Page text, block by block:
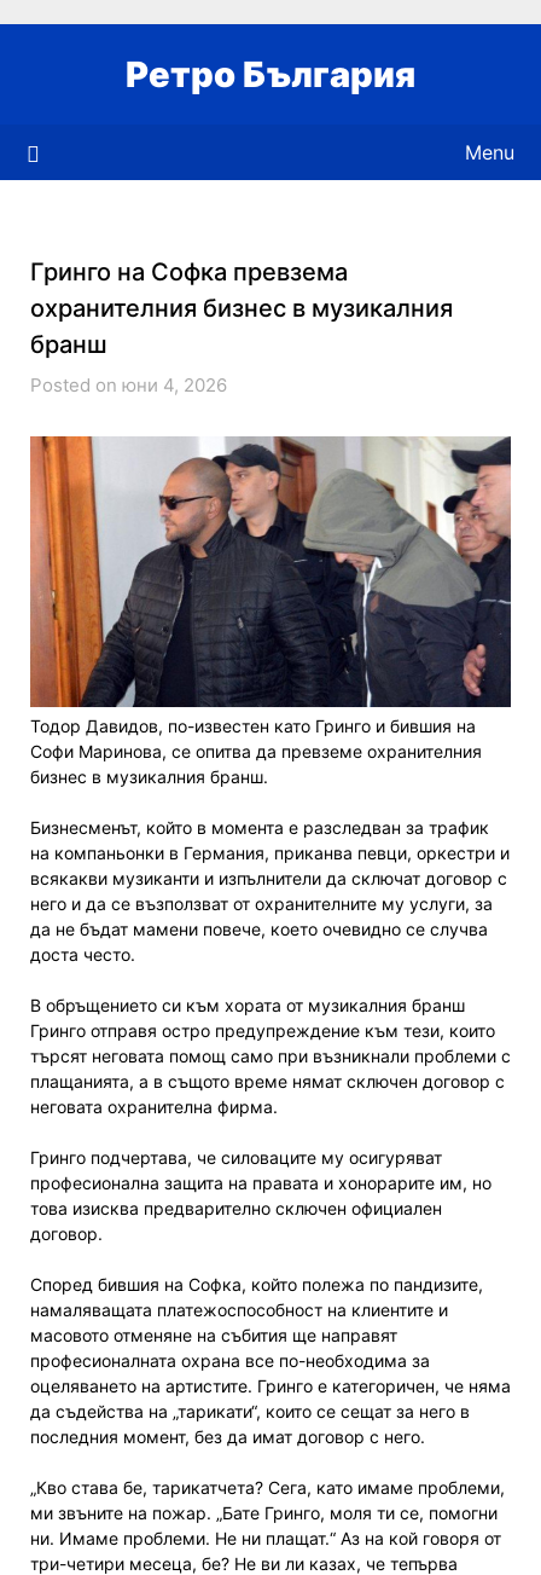
Ретро България
Menu
Гринго на Софка превзема
охранителния бизнес в музикалния
бранш
Posted on юни 4, 2026
Тодор Давидов, по-известен като Гринго и бившия на
Софи Маринова, се опитва да превземе охранителния
бизнес в музикалния бранш.
Бизнесменът, който в момента е разследван за трафик
на компаньонки в Германия, приканва певци, оркестри и
всякакви музиканти и изпълнители да сключат договор с
него и да се възползват от охранителните му услуги, за
да не бъдат мамени повече, което очевидно се случва
доста често.
В обръщението си към хората от музикалния бранш
Гринго отправя остро предупреждение към тези, които
търсят неговата помощ само при възникнали проблеми с
плащанията, а в същото време нямат сключен договор с
неговата охранителна фирма.
Гринго подчертава, че силоваците му осигуряват
професионална защита на правата и хонорарите им, но
това изисква предварително сключен официален
договор.
Според бившия на Софка, който полежа по пандизите,
намаляващата платежоспособност на клиентите и
масовото отменяне на събития ще направят
професионалната охрана все по-необходима за
оцеляването на артистите. Гринго е категоричен, че няма
да съдейства на „тарикати“, които се сещат за него в
последния момент, без да имат договор с него.
„Кво става бе, тарикатчета? Сега, като имаме проблеми,
ми звъните на пожар. „Бате Гринго, моля ти се, помогни
ни. Имаме проблеми. Не ни плащат.“ Аз на кой говоря от
три-четири месеца, бе? Не ви ли казах, че тепърва